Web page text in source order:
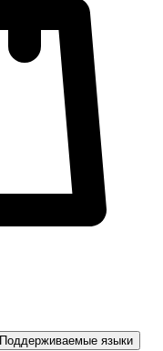
Поддерживаемые языки